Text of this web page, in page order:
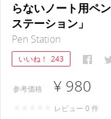
らないノート用ペ
ステーション」
Pen Station
いいね！ 243
参考価格 ¥ 980
レビュー 0 件